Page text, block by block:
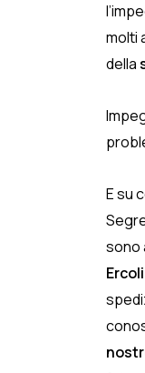
molti
della
E su
sono